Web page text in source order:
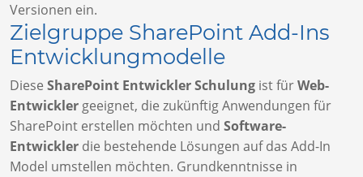
Versionen ein.
Zielgruppe SharePoint Add-Ins
Entwicklungmodelle
Diese SharePoint Entwickler Schulung ist fürWeb-
Entwicklergeeignet, die zukünftig Anwendungen für
SharePoint erstellen möchten und Software-
Entwickler die bestehende Lösungen auf das Add-In
Model umstellen möchten. Grundkenntnisse in